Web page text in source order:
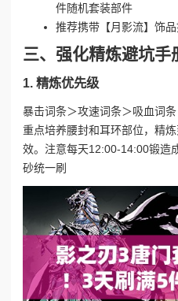
件随机套装部件
推荐携带【月影流】饰
三、强化精炼避坑手
1. 精炼优先级
暴击词条＞攻速词条＞吸血词条
重点培养腰封和耳环部位，精
效。注意每天12:00-14:00锻造
砂统一刷